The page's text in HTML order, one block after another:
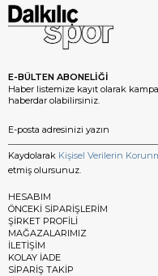
E-BÜLTEN ABONELİĞİ
Haber listemize kayıt olarak
haberdar olabilirsiniz.
Kaydolarak Kişisel Verilerin
etmiş olursunuz.
HESABIM
ÖNCEKİ SİPARİŞLERİM
ŞİRKET PROFİLİ
MAĞAZALARIMIZ
İLETİŞİM
KOLAY İADE
SİPARİŞ TAKİP